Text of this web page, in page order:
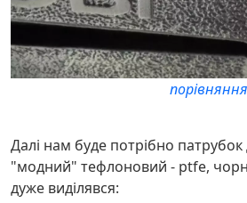
порівняння
Далі нам буде потрібно
"модний" тефлоновий - ptfe,
дуже виділявся: